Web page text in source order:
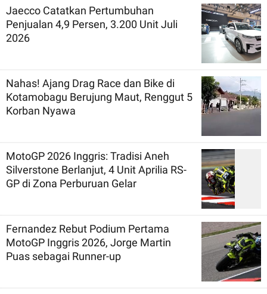
Jaecco Catatkan Pertumbuhan
Penjualan 4,9 Persen, 3.200 Unit Juli
2026
Nahas! Ajang Drag Race dan Bike di
Kotamobagu Berujung Maut, Renggut 5
Korban Nyawa
MotoGP 2026 Inggris: Tradisi Aneh
Silverstone Berlanjut, 4 Unit Aprilia RS-
GP di Zona Perburuan Gelar
Fernandez Rebut Podium Pertama
MotoGP Inggris 2026, Jorge Martin
Puas sebagai Runner-up